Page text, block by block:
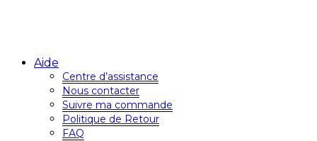
Aide
Centre d’assistance
Nous contacter
Suivre ma commande
Politique de Retour
FAQ